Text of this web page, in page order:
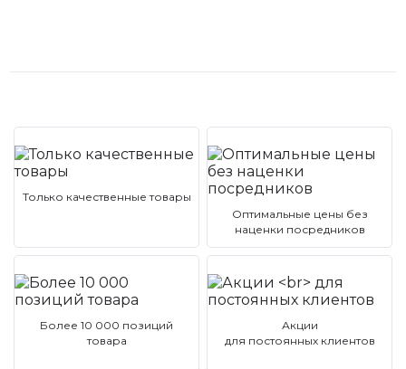
Только качественные товары
Оптимальные цены без
наценки посредников
Более 10 000 позиций
товара
Акции
для постоянных клиентов